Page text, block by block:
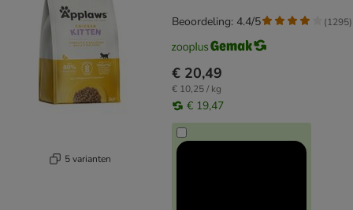
5 varianten
€ 20,49
€ 10,25 / kg
€ 19,47
Beoordeling: 4.4/5 (1295)